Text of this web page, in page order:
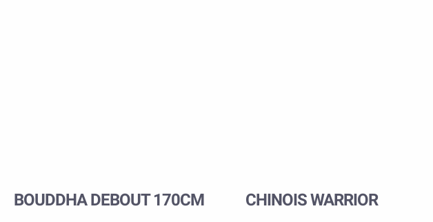
BOUDDHA DEBOUT 170CM CHINOIS WARRIOR